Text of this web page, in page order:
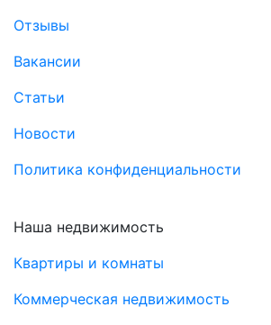
Отзывы
Вакансии
Статьи
Новости
Политика конфиденциальности
Наша недвижимость
Квартиры и комнаты
Коммерческая недвижимость